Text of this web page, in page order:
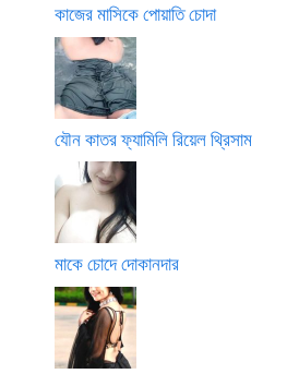
কাজের মাসিকে পোয়াতি চোদা
যৌন কাতর ফ্যামিলি রিয়েল থ্রিসাম
মাকে চোদে দোকানদার